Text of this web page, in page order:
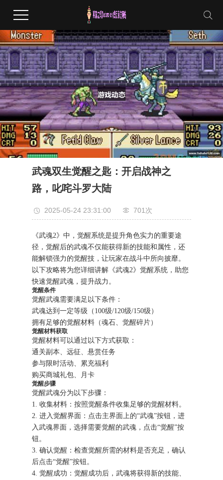
武魂双生觉醒之匙：开启战神之
路，叱咤斗罗大陆
2025-05-24 23:31:00 701次
《武魂2》中，觉醒系统是提升角色实力的重要途
径，觉醒后的武魂不仅能获得新的技能和属性，还
能解锁强力的觉醒技，让玩家在战斗中所向披靡。
以下攻略将为您详细讲解《武魂2》觉醒系统，助您
快速觉醒武魂，提升战力。
觉醒条件
觉醒武魂需要满足以下条件：
武魂达到一定等级（100级/120级/150级）
拥有足够的觉醒材料（魂石、觉醒碎片）
觉醒材料获取
觉醒材料可以通过以下方式获取：
通关副本、远征、悬赏任务
参与限时活动、累充福利
购买商城礼包、月卡
觉醒步骤
觉醒武魂分为以下步骤：
1. 收集材料：按照觉醒条件收集足够的觉醒材料。
2. 进入觉醒界面：点击主界面上的“武魂”按钮，进
入武魂界面，选择需要觉醒的武魂，点击“觉醒”按
钮。
3. 确认觉醒：检查觉醒所需的材料是否充足，确认
后点击“觉醒”按钮。
4. 觉醒成功：觉醒成功后，武魂将获得新的技能、